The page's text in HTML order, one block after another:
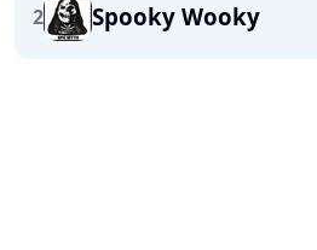
2 Spooky Wooky